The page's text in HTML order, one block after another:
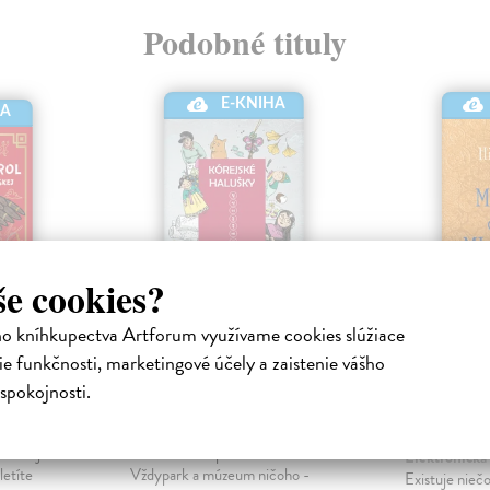
cookies?
kníhkupectva Artforum využívame cookies slúžiace
funkčnosti, marketingové účely a zaistenie vášho
Podobné tituly
E-KNIHA
Kórejské halušky
Vždypark a múzeum ničoho -
Existuje